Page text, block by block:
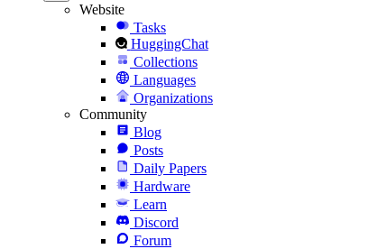
Website
Tasks
HuggingChat
Collections
Languages
Organizations
Community
Blog
Posts
Daily Papers
Hardware
Learn
Discord
Forum